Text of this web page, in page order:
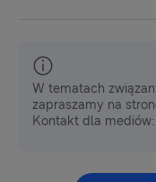
W tematach
zapraszamy na
Kontakt dla mediów: